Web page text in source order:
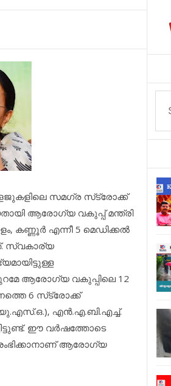
സമഗ്ര സ്‌ട്രോക്ക്
ആരോഗ്യ വകുപ്പ് മന്ത്രി
കണ്ണൂര്‍ എന്നീ 5 മെഡിക്കല്‍
സ്വകാര്യ
ആരോഗ്യ വകുപ്പിലെ 12
6 സ്‌ട്രോക്ക്
എന്‍.എ.ബി.എച്ച്.
ഈ വര്‍ഷത്തോടെ
ആരോഗ്യ